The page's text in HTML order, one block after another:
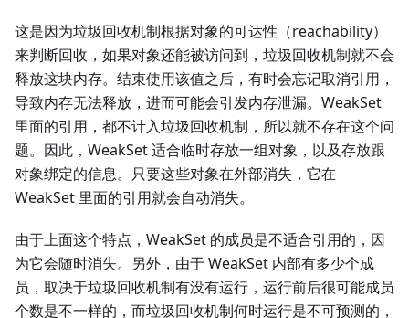
这是因为垃圾回收机制根据对象的可达性（reachability）
来判断回收，如果对象还能被访问到，垃圾回收机制就不会
释放这块内存。结束使用该值之后，有时会忘记取消引用，
导致内存无法释放，进而可能会引发内存泄漏。WeakSet
里面的引用，都不计入垃圾回收机制，所以就不存在这个问
题。因此，WeakSet 适合临时存放一组对象，以及存放跟
对象绑定的信息。只要这些对象在外部消失，它在
WeakSet 里面的引用就会自动消失。
由于上面这个特点，WeakSet 的成员是不适合引用的，因
为它会随时消失。另外，由于 WeakSet 内部有多少个成
员，取决于垃圾回收机制有没有运行，运行前后很可能成员
个数是不一样的，而垃圾回收机制何时运行是不可预测的，